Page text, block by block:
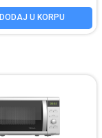
DODAJ U KORPU